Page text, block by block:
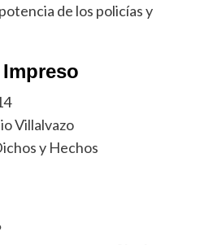
de los policías y
Villalvazo
y Hechos